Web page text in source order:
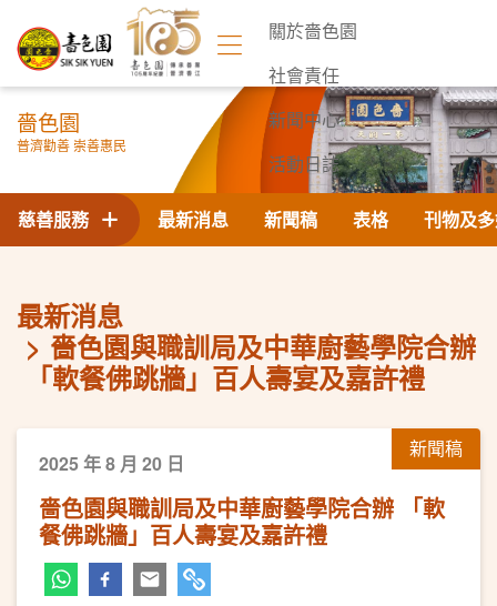
關於嗇色園
社會責任
新聞中心
活動日誌
聯絡我們
嗇色園
普濟勸善 崇善惠民
最新消息 新聞稿 表格 刊物及
慈善服務
最新消息
嗇色園與職訓局及中華廚藝學院合辦
「軟餐佛跳牆」百人壽宴及嘉許禮
新聞稿
2025 年 8 月 20 日
嗇色園與職訓局及中華廚藝學院合辦 「軟
餐佛跳牆」百人壽宴及嘉許禮